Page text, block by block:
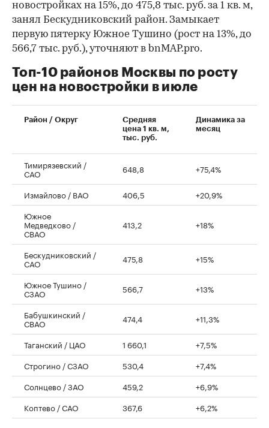
00:00 / 00:00
новостройках на 15%, до 475,8 тыс. руб. за 1 кв. м,
занял Бескудниковский район. Замыкает
первую пятерку Южное Тушино (рост на 13%, до
566,7 тыс. руб.), уточняют в bnMAP.pro.
Топ-10 районов Москвы по росту
цен на новостройки в июле
Район / Округ
Средняя
цена 1 кв. м,
тыс. руб.
Динамика за
месяц
Тимирязевский /
САО 648,8 +75,4%
Измайлово / ВАО 406,5
+20,9%
Южное
Медведково /
СВАО
413,2 +18%
Бескудниковский /
САО 475,8 +15%
Южное Тушино /
СЗАО 566,7 +13%
Бабушкинский /
СВАО 474,4 +11,3%
Таганский / ЦАО 1 660,1
+7,5%
Строгино / СЗАО
530,4
+7,4%
Солнцево / ЗАО
459,2
+6,9%
Коптево / САО
367,6 +6,2%